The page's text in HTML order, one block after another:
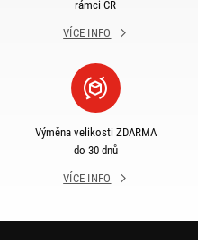
rámci ČR
VÍCE INFO
Výměna velikosti ZDARMA
do 30 dnů
VÍCE INFO